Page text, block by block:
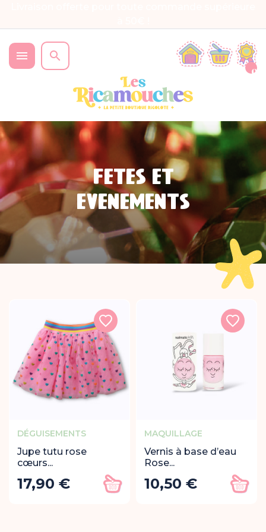
 
0
FÊTES ET
ÉVÈNEMENTS
DÉGUISEMENTS
Jupe tutu rose
cœurs...
Prix
17,90 €
MAQUILLAGE
Vernis à base d’eau
Rose...
Prix
10,50 €